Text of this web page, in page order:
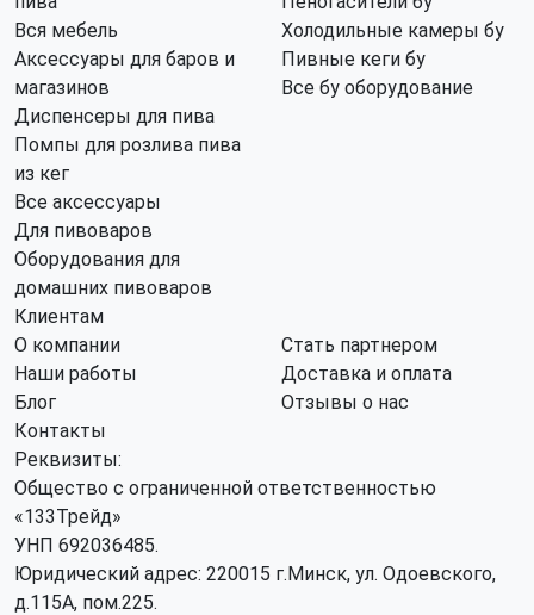
Вся мебель
Аксессуары для баров и
магазинов
Диспенсеры для пива
Помпы для розлива пива
из кег
Все аксессуары
Для пивоваров
Оборудования для
домашних пивоваров
Холодильные камеры бу
Пивные кеги бу
Все бу оборудование
Клиентам
О компании
Стать партнером
Наши работы
Доставка и оплата
Блог
Отзывы о нас
Контакты
Реквизиты:
Общество с ограниченной ответственностью
«133Трейд»
УНП 692036485​.
Юридический адрес: 220015 г.Минск, ул. Одоевского,
д.115А, пом.225.